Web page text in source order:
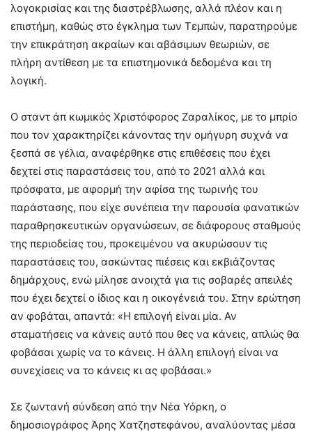
λογοκρισίας και της διαστρέβλωσης, αλλά πλέον και η
επιστήμη, καθώς στο έγκλημα των Τεμπών, παρατηρούμε
την επικράτηση ακραίων και αβάσιμων θεωριών, σε
πλήρη αντίθεση με τα επιστημονικά δεδομένα και τη
λογική.
Ο σταντ άπ κωμικός Χριστόφορος Ζαραλίκος, με το μπρίο
που τον χαρακτηρίζει κάνοντας την ομήγυρη συχνά να
ξεσπά σε γέλια, αναφέρθηκε στις επιθέσεις που έχει
δεχτεί στις παραστάσεις του, από το 2021 αλλά και
πρόσφατα, με αφορμή την αφίσα της τωρινής του
παράστασης, που είχε συνέπεια την παρουσία φανατικών
παραθρησκευτικών οργανώσεων, σε διάφορους σταθμούς
της περιοδείας του, προκειμένου να ακυρώσουν τις
παραστάσεις του, ασκώντας πιέσεις και εκβιάζοντας
δημάρχους, ενώ μίλησε ανοιχτά για τις σοβαρές απειλές
που έχει δεχτεί ο ίδιος και η οικογένειά του. Στην ερώτηση
αν φοβάται, απαντά: «Η επιλογή είναι μία. Αν
σταματήσεις να κάνεις αυτό που θες να κάνεις, απλώς θα
φοβάσαι χωρίς να το κάνεις. Η άλλη επιλογή είναι να
συνεχίσεις να το κάνεις κι ας φοβάσαι.»
Σε ζωντανή σύνδεση από την Νέα Υόρκη, ο
δημοσιογράφος Άρης Χατζηστεφάνου, αναλύοντας μέσα